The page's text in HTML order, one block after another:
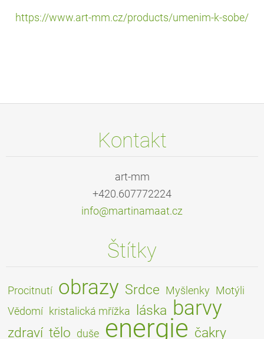
https://www.art-mm.cz/products/umenim-k-sobe/
Kontakt
art-mm
+420.607772224
info@martinamaat.cz
Štítky
Procitnutí obrazy Srdce Myšlenky Motýli
Vědomí kristalická mřížka láska barvy
zdraví tělo duše energie čakry